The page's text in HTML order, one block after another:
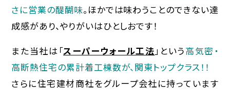
さに営業の醍醐味。ほかでは味わうことのできない達
成感があり、やりがいはひとしおです！
また当社は「スーパーウォール工法 」という高気密・
高断熱住宅の累計着工棟数が、関東トップクラス！！
さらに住宅建材商社をグループ会社に持っています